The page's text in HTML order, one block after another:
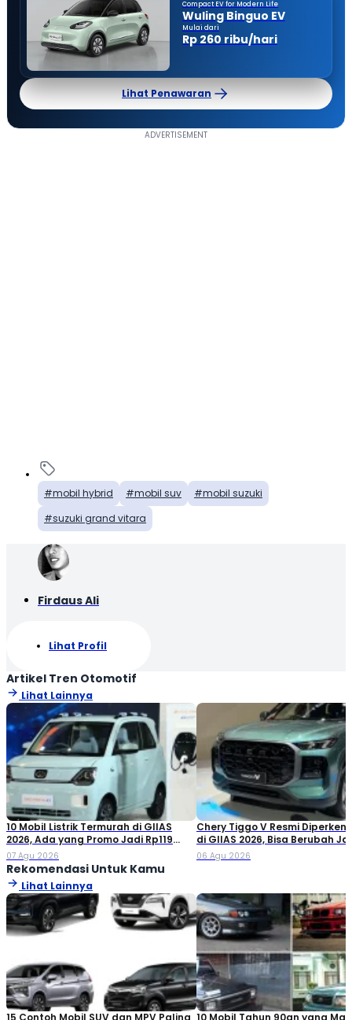
Compact EV for Modern Life
Wuling Binguo EV
Mulai dari
Rp 260 ribu/hari
Lihat Penawaran
mobil hybrid mobil suv
mobil suzuki
suzuki grand vitara
Firdaus Ali
Lihat Profil
Artikel Tren Otomotif
Lihat Lainnya
10 Mobil Listrik Termurah di GIIAS
2026, Ada yang Promo Jadi Rp119
Jutaan!
07 Agu 2026
Chery Tiggo V Resmi
di GIIAS 2026, Bisa Berubah
Double Cabin
06 Agu 2026
Rekomendasi Untuk Kamu
Lihat Lainnya
15 Contoh Mobil SUV dan MPV Paling 10 Mobil Tahun 90an yang